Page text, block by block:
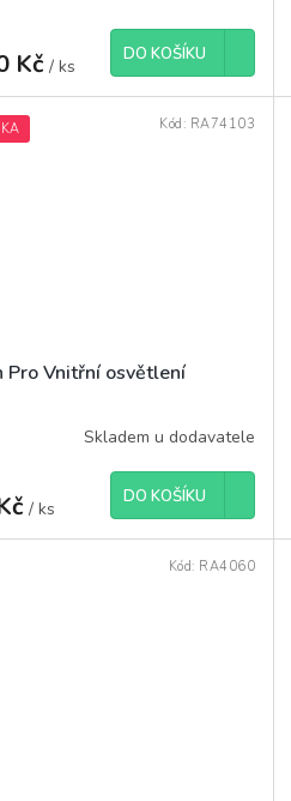
Kč / ks
DO KOŠÍKU
Pro Vnitřní osvětlení
Skladem u dodavatele
/ ks
DO KOŠÍKU
Kód: RA74103
Kód: RA4060